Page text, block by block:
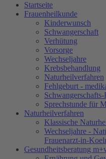
Startseite
Frauenheilkunde
Kinderwunsch
Schwangerschaft
Verhütung
Vorsorge
Wechseljahre
Krebsbehandlung
Naturheilverfahren
Fehlgeburt -
Sprechstunde für
Natur­heilverfahren
Klassische
Wechseljahre -
Frauenarzt-in-
Gesundheitsberatung